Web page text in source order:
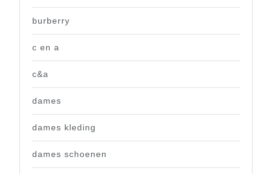
burberry
c en a
c&a
dames
dames kleding
dames schoenen